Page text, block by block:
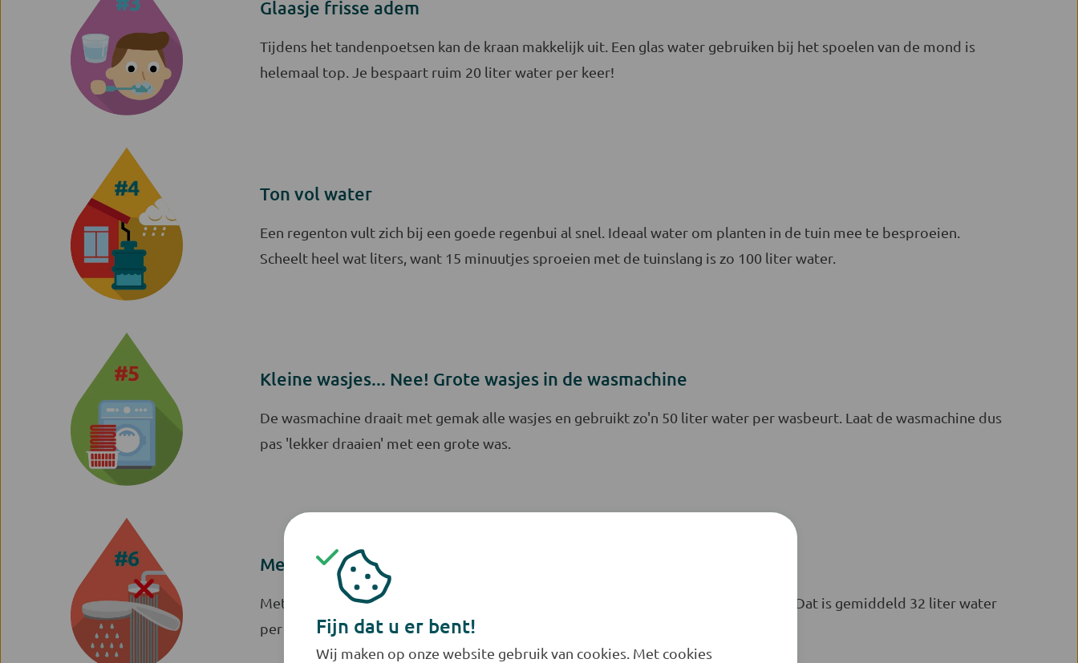
Glaasje frisse adem
Tijdens het tandenpoetsen kan de kraan makkelijk uit. Een glas water gebruiken bij het spoelen van de mond is
helemaal top. Je bespaart ruim 20 liter water per keer!
Ton vol water
Een regenton vult zich bij een goede regenbui al snel. Ideaal water om planten in de tuin mee te besproeien.
Scheelt heel wat liters, want 15 minuutjes sproeien met de tuinslang is zo 100 liter water.
Kleine wasjes... Nee! Grote wasjes in de wasmachine
De wasmachine draait met gemak alle wasjes en gebruikt zo'n 50 liter water per wasbeurt. Laat de wasmachine dus
pas 'lekker draaien' met een grote was.
Met de juiste kop onder de douche
Met een waterbesparende douchekop bespaar je al gauw 4 liter water per minuut. Dat is gemiddeld 32 liter water
per douchebeurt!Fijn dat u er bent!
Wij maken op onze website gebruik van cookies. Met cookies